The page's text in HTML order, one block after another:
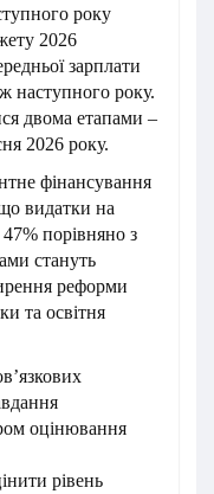
року
2026
зарплати
наступного року.
двома етапами –
2026 року.
фінансування
видатки на
порівняно з
стануть
реформи
та освітня
оцінювання
рівень